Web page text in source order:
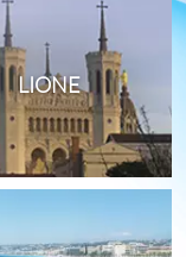
LIONE